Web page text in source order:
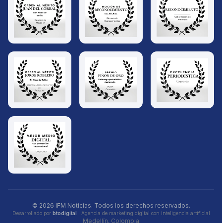
© 2026 IFM Noticias. Todos los derechos reservados.
Desarrollado por btodigital · Agencia de marketing digital con inteligencia artificial
Medellín, Colombia